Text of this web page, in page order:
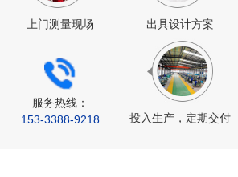
上门测量现场 出具设计方案
投入生产，定期交付
服务热线：
153-3388-9218